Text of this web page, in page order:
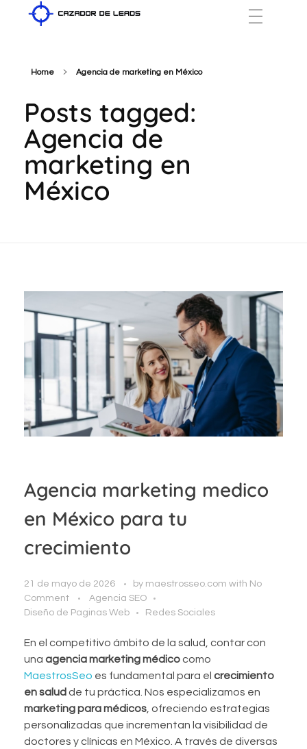
Home Agencia de marketing en México
Posts tagged:
Agencia de
marketing en
México
Agencia marketing medico
en México para tu
crecimiento
21 de mayo de 2026 by maestrosseo.com with No
Comment
Agencia SEO
Diseño de Paginas Web
Redes Sociales
En el competitivo ámbito de la salud, contar con
una agencia marketing médicocomo
MaestrosSeo es fundamental para el crecimiento
en salud de tu práctica. Nos especializamos en
marketing para médicos, ofreciendo estrategias
personalizadas que incrementan la visibilidad de
doctores y clínicas en México. A través de diversas